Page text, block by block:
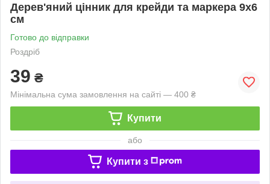
Дерев'яний цінник для крейди та маркера 9х6
см
Готово до відправки
Роздріб
39 ₴
Мінімальна сума замовлення на сайті — 400 ₴
Купити
або
Купити з